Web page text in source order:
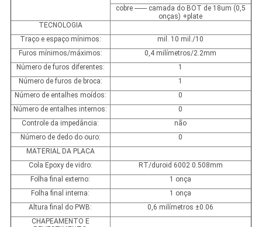
cobre ------- camada do BOT de 18um (0,5
onças) +plate
TECNOLOGIA
Traço e espaço mínimos:
mil. 10 mil./10
Furos mínimos/máximos:
0,4 milímetros/2.2mm
Número de furos diferentes:
1
Número de furos de broca:
1
Número de entalhes moídos:
0
Número de entalhes internos:
0
Controle da impedância:
não
Número de dedo do ouro:
0
MATERIAL DA PLACA
Cola Epoxy de vidro:
RT/duroid 6002 0.508mm
Folha final externo:
1 onça
Folha final interna:
1 onça
Altura final do PWB:
0,6 milímetros ±0.06
CHAPEAMENTO E